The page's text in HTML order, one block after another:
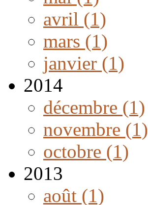
avril (1)
mars (1)
janvier (1)
2014
décembre (1)
novembre (1)
octobre (1)
2013
août (1)